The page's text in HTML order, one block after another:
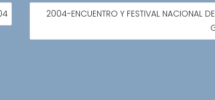
2004-ENCUENTRO Y FESTIVAL NACIONAL